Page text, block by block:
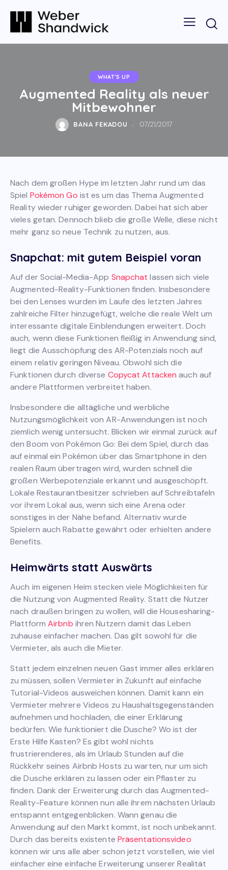
WHAT'S UP
Augmented Reality als neuer
Mitbewohner
BANA FEKADOU 07/21/2017
Nach dem großen Hype im letzten Jahr rund um das
Spiel Pokémon Go ist es um das Thema Augmented
Reality wieder ruhiger geworden. Dabei hat sich aber
vieles getan. Dennoch blieb die große Welle, diese nicht
mehr ganz so neue Technik zu nutzen, aus.
Snapchat: mit gutem Beispiel voran
Auf der Social-Media-App Snapchat lassen sich viele
Augmented-Reality-Funktionen finden. Insbesondere
bei den Lenses wurden im Laufe des letzten Jahres
zahlreiche Filter hinzugefügt, welche die reale Welt um
interessante digitale Einblendungen erweitert. Doch
auch, wenn diese Funktionen fleißig in Anwendung sind,
liegt die Ausschöpfung des AR-Potenzials noch auf
einem relativ geringen Niveau. Obwohl sich die
Funktionen durch diverse Copycat Attacken auch auf
andere Plattformen verbreitet haben.
Insbesondere die alltägliche und werbliche
Nutzungsmöglichkeit von AR-Anwendungen ist noch
ziemlich wenig untersucht. Blicken wir einmal zurück auf
den Boom von Pokémon Go: Bei dem Spiel, durch das
auf einmal ein Pokémon über das Smartphone in den
realen Raum übertragen wird, wurden schnell die
großen Werbepotenziale erkannt und ausgeschöpft.
Lokale Restaurantbesitzer schrieben auf Schreibtafeln
vor ihrem Lokal aus, wenn sich eine Arena oder
sonstiges in der Nähe befand. Alternativ wurde
Spielern auch Rabatte gewährt oder erhielten andere
Benefits.
Heimwärts statt Auswärts
Auch im eigenen Heim stecken viele Möglichkeiten für
die Nutzung von Augmented Reality. Statt die Nutzer
nach draußen bringen zu wollen, will die Housesharing-
Plattform Airbnb ihren Nutzern damit das Leben
zuhause einfacher machen. Das gilt sowohl für die
Vermieter, als auch die Mieter.
Statt jedem einzelnen neuen Gast immer alles erklären
zu müssen, sollen Vermieter in Zukunft auf einfache
Tutorial-Videos ausweichen können. Damit kann ein
Vermieter mehrere Videos zu Haushaltsgegenständen
aufnehmen und hochladen, die einer Erklärung
bedürfen. Wie funktioniert die Dusche? Wo ist der
Erste Hilfe Kasten? Es gibt wohl nichts
frustrierenderes, als im Urlaub Stunden auf die
Rückkehr seines Airbnb Hosts zu warten, nur um sich
die Dusche erklären zu lassen oder ein Pflaster zu
finden. Dank der Erweiterung durch das Augmented-
Reality-Feature können nun alle ihrem nächsten Urlaub
entspannt entgegenblicken. Wann genau die
Anwendung auf den Markt kommt, ist noch unbekannt.
Durch das bereits existente Präsentationsvideo
können wir uns alle aber schon jetzt vorstellen, wie viel
einfacher eine einfache Erweiterung unserer Realität